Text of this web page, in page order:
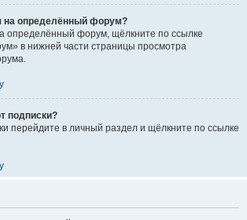
на определённый форум?
определённый форум, щёлкните по ссылке
в нижней части страницы просмотра
подписки?
перейдите в личный раздел и щёлкните по ссылке